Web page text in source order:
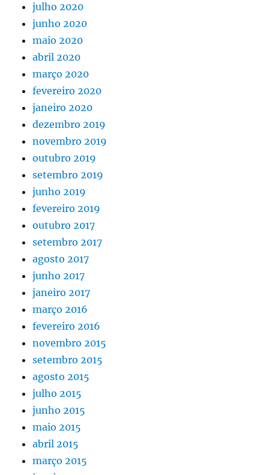
julho 2020
junho 2020
maio 2020
abril 2020
março 2020
fevereiro 2020
janeiro 2020
dezembro 2019
novembro 2019
outubro 2019
setembro 2019
junho 2019
fevereiro 2019
outubro 2017
setembro 2017
agosto 2017
junho 2017
janeiro 2017
março 2016
fevereiro 2016
novembro 2015
setembro 2015
agosto 2015
julho 2015
junho 2015
maio 2015
abril 2015
março 2015